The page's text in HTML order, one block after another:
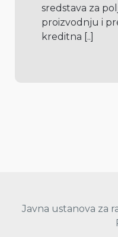
sredstava za
proizvodnju i
kreditna [..]
Javna ustanova za